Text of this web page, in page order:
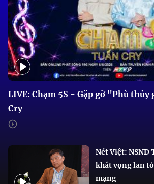
LIVE: Chạm 5S - Gặp gỡ "Phù
Cry
Nét Việt: NSND
khát vọng lan
mạng